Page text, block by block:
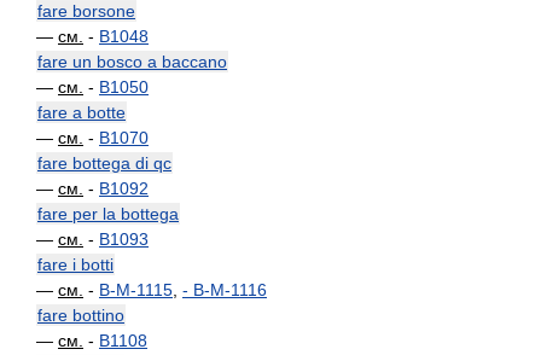
fare borsone
— см. - B1048
fare un bosco a baccano
— см. - B1050
fare a botte
— см. - B1070
fare bottega di qc
— см. - B1092
fare per la bottega
— см. - B1093
fare i botti
— см. - B-M-1115 - B-M-1116
fare bottino
— см. - B1108